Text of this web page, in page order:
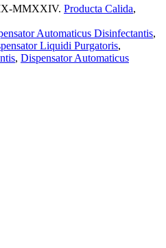
MMXXIV. Producta Calida,
Automaticus Disinfectantis,
Liquidi Purgatoris,
, Dispensator Automaticus